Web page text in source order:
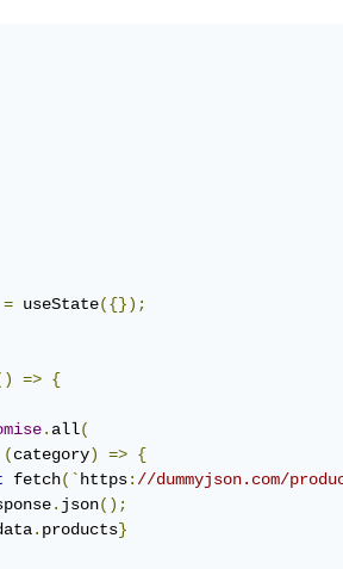
= useState({});
=> {
. all(
(category) => {
fetch(` https: //dummyjson.com/
. json();
. products}